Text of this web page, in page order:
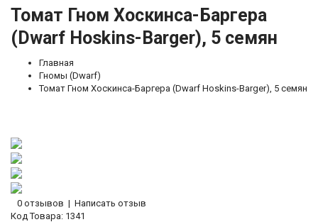
Томат Гном Хоскинса-Баргера
(Dwarf Hoskins-Barger), 5 семян
Главная
Гномы (Dwarf)
Томат Гном Хоскинса-Баргера (Dwarf Hoskins-Barger), 5 семян
0 отзывов | Написать отзыв
Код Товара: 1341